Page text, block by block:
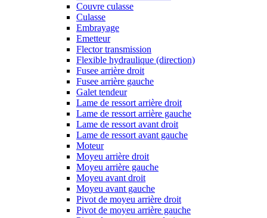
Couvre culasse
Culasse
Embrayage
Emetteur
Flector transmission
Flexible hydraulique (direction)
Fusee arrière droit
Fusee arrière gauche
Galet tendeur
Lame de ressort arrière droit
Lame de ressort arrière gauche
Lame de ressort avant droit
Lame de ressort avant gauche
Moteur
Moyeu arrière droit
Moyeu arrière gauche
Moyeu avant droit
Moyeu avant gauche
Pivot de moyeu arrière droit
Pivot de moyeu arrière gauche